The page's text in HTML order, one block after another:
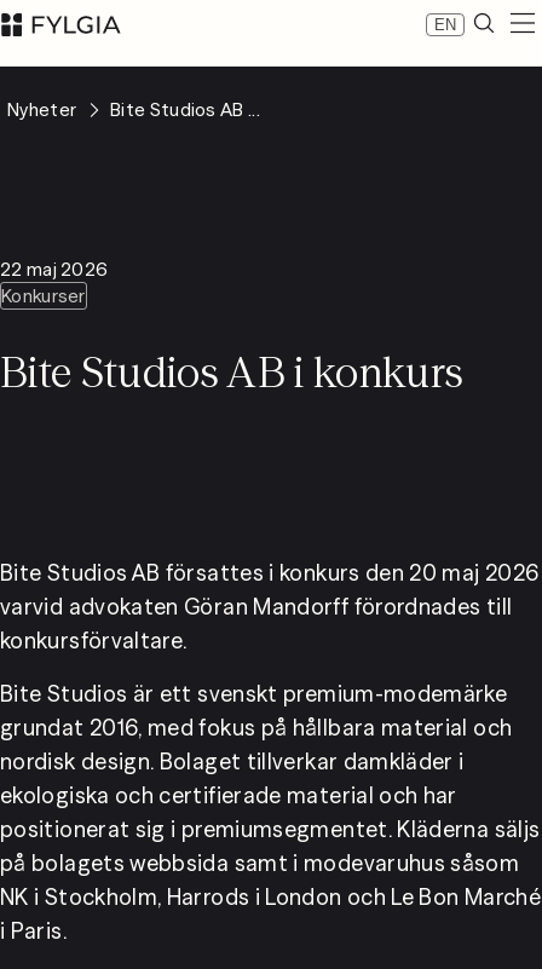
EN
Medarbetare
Besöksadress: Nybrogatan 11, Stockholm
LinkedIn
Kontakta oss
Nyheter Bite Studios AB ...
22 maj 2026
Konkurser
Bite Studios AB i konkurs
Bite Studios AB försattes i konkurs den 20 maj 2026
varvid advokaten Göran Mandorff förordnades till
konkursförvaltare.
Bite Studios är ett svenskt premium-modemärke
grundat 2016, med fokus på hållbara material och
nordisk design. Bolaget tillverkar damkläder i
ekologiska och certifierade material och har
positionerat sig i premiumsegmentet. Kläderna säljs
på bolagets webbsida samt i modevaruhus såsom
NK i Stockholm, Harrods i London och Le Bon Marché
i Paris.